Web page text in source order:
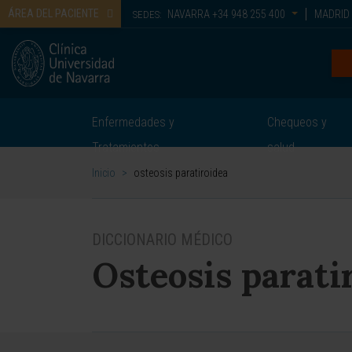
ÁREA DEL PACIENTE SEDES: NAVARRA +34 948 255 400 MADRID
Enfermedades y
Tratamientos
Chequeos y
salud
Inicio > osteosis paratiroidea
DICCIONARIO MÉDICO
Osteosis